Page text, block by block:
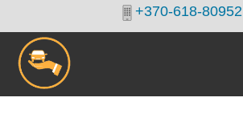
+370-618-80952